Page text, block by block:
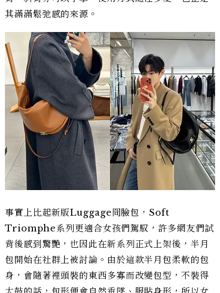
其滿滿鬆弛感的來源。
事實上比起新版Luggage冏臉包，Soft
Triomphe系列更適合女孩們駕馭，許多網友們試
背後感到驚艷，也因此在新系列正式上架後，半月
包開始在社群上被討論。由於這款半月包柔軟的包
身，會隨著裡頭裝的東西多寡而改變包型，不裝得